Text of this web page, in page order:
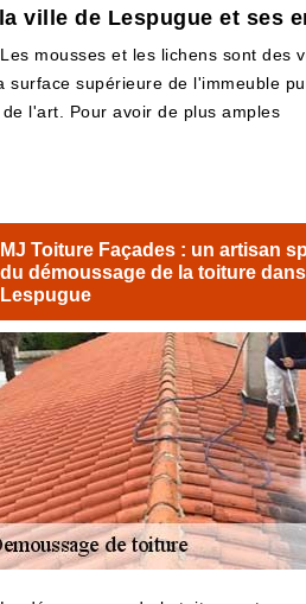
ville de Lespugue et ses
mousses et les lichens sont des
supérieure de l'immeuble
l'art. Pour avoir de plus amples
MJ Toiture Façades : un artisan
du démoussage de la toiture
Lespugue